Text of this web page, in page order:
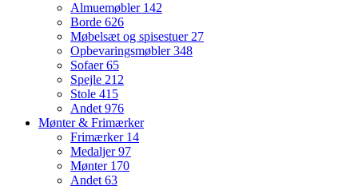
Almuemøbler 142
Borde 626
Møbelsæt og spisestuer27
Opbevaringsmøbler348
Sofaer65
Spejle 212
Stole 415
Andet976
Mønter & Frimærker
Frimærker 14
Medaljer97
Mønter 170
Andet63